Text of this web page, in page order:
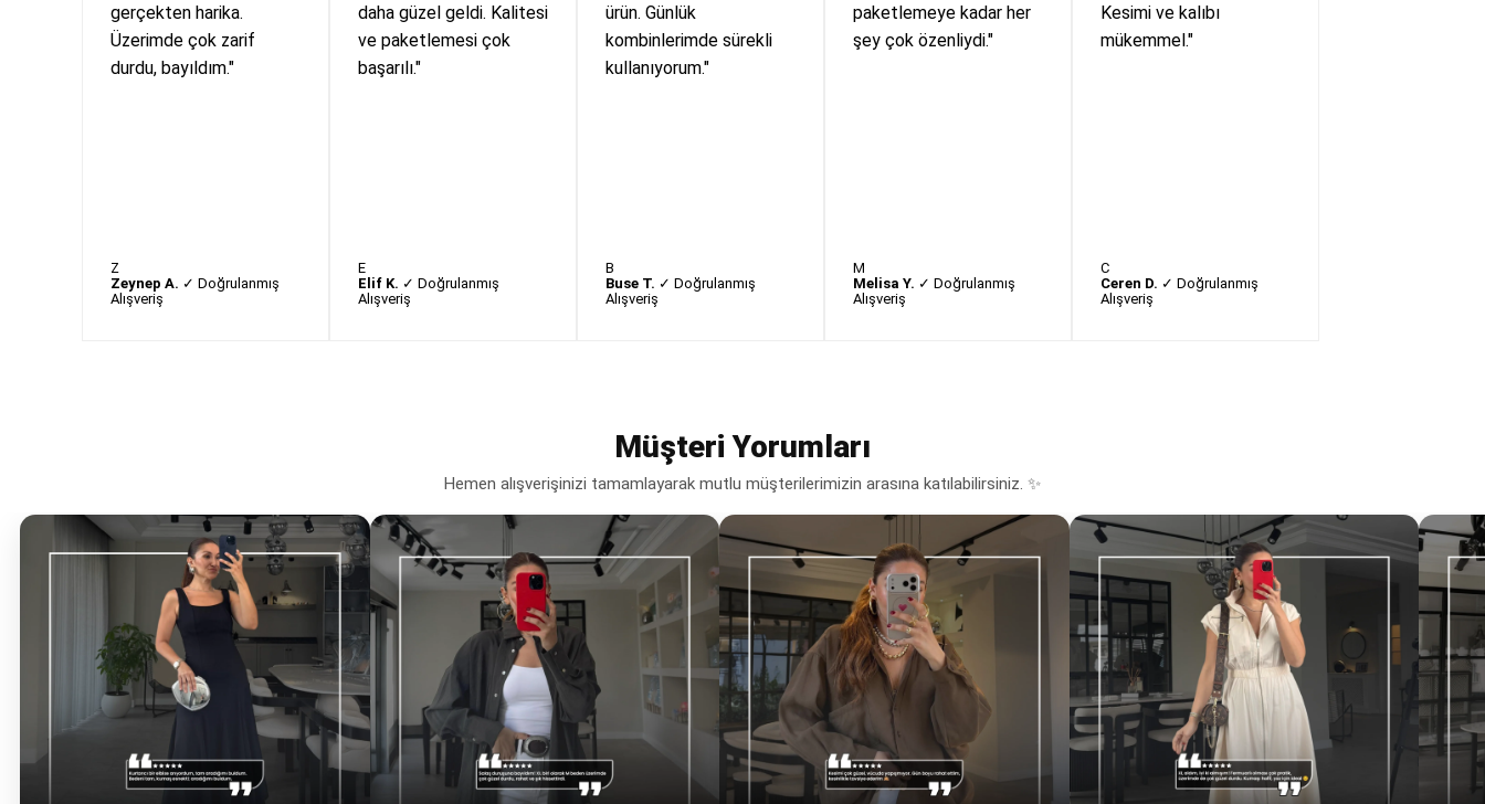
gerçekten harika.
Üzerimde çok zarif
durdu, bayıldım."
Z
Zeynep A. ✓ Doğrulanmış
Alışveriş
daha güzel geldi. Kalitesi
ve paketlemesi çok
başarılı."
E
Elif K. ✓ Doğrulanmış
Alışveriş
ürün. Günlük
kombinlerimde sürekli
kullanıyorum."
B
Buse T. ✓ Doğrulanmış
Alışveriş
paketlemeye kadar her
şey çok özenliydi."
M
Melisa Y. ✓ Doğrulanmış
Alışveriş
Kesimi ve kalıbı
mükemmel."
C
Ceren D. ✓ Doğrulanmış
Alışveriş
Müşteri Yorumları
Hemen alışverişinizi tamamlayarak mutlu müşterilerimizin arasına katılabilirsiniz. ✨